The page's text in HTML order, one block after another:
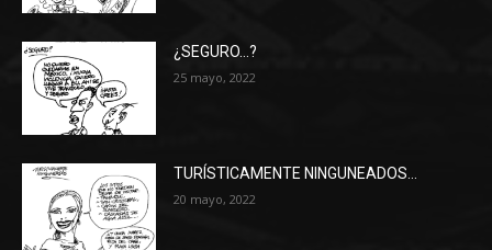
¿SEGURO…?
25 mayo, 2022
TURÍSTICAMENTE NINGUNEADOS…
20 mayo, 2022